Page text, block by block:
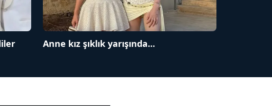
MERT ERBOY
Köşe Yazarı
SEVGİ MOLVA
Anne kız şıklık yarışında...